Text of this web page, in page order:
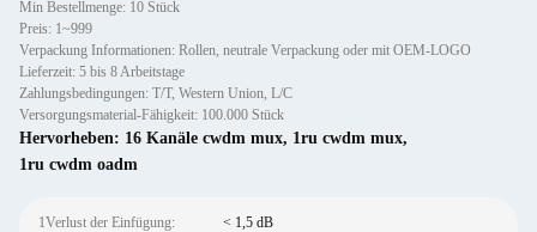
Min Bestellmenge: 10 Stück
Preis: 1~999
Verpackung Informationen: Rollen, neutrale Verpackung oder mit OEM-LOGO
Lieferzeit: 5 bis 8 Arbeitstage
Zahlungsbedingungen: T/T, Western Union, L/C
Versorgungsmaterial-Fähigkeit: 100.000 Stück
Hervorheben: 16 Kanäle cwdm mux, 1ru cwdm mux,
1ru cwdm oadm
1Verlust der Einfügung: < 1,5 dB